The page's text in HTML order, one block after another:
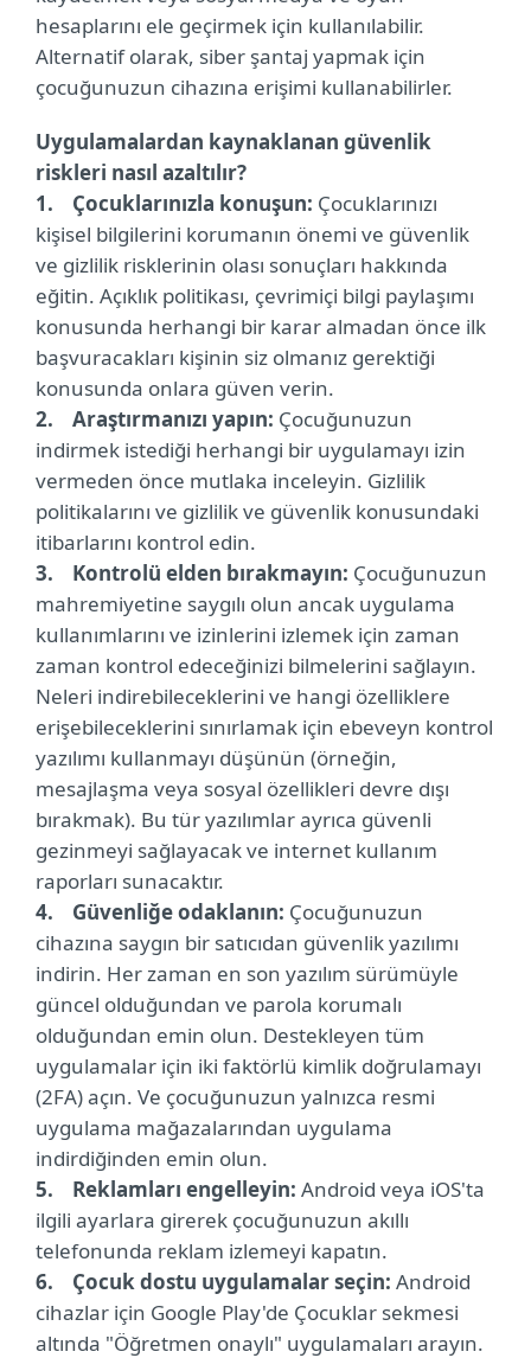
hesaplarını ele geçirmek için kullanılabilir.
Alternatif olarak, siber şantaj yapmak için
çocuğunuzun cihazına erişimi kullanabilirler.
Uygulamalardan kaynaklanan güvenlik
riskleri nasıl azaltılır?
1. Çocuklarınızla konuşun: Çocuklarınızı
kişisel bilgilerini korumanın önemi ve güvenlik
ve gizlilik risklerinin olası sonuçları hakkında
eğitin. Açıklık politikası, çevrimiçi bilgi paylaşımı
konusunda herhangi bir karar almadan önce ilk
başvuracakları kişinin siz olmanız gerektiği
konusunda onlara güven verin.
2. Araştırmanızı yapın: Çocuğunuzun
indirmek istediği herhangi bir uygulamayı izin
vermeden önce mutlaka inceleyin. Gizlilik
politikalarını ve gizlilik ve güvenlik konusundaki
itibarlarını kontrol edin.
3. Kontrolü elden bırakmayın: Çocuğunuzun
mahremiyetine saygılı olun ancak uygulama
kullanımlarını ve izinlerini izlemek için zaman
zaman kontrol edeceğinizi bilmelerini sağlayın.
Neleri indirebileceklerini ve hangi özelliklere
erişebileceklerini sınırlamak için ebeveyn kontrol
yazılımı kullanmayı düşünün (örneğin,
mesajlaşma veya sosyal özellikleri devre dışı
bırakmak). Bu tür yazılımlar ayrıca güvenli
gezinmeyi sağlayacak ve internet kullanım
raporları sunacaktır.
4. Güvenliğe odaklanın: Çocuğunuzun
cihazına saygın bir satıcıdan güvenlik yazılımı
indirin. Her zaman en son yazılım sürümüyle
güncel olduğundan ve parola korumalı
olduğundan emin olun. Destekleyen tüm
uygulamalar için iki faktörlü kimlik doğrulamayı
(2FA) açın. Ve çocuğunuzun yalnızca resmi
uygulama mağazalarından uygulama
indirdiğinden emin olun.
5. Reklamları engelleyin: Android veya iOS'ta
ilgili ayarlara girerek çocuğunuzun akıllı
telefonunda reklam izlemeyi kapatın.
6. Çocuk dostu uygulamalar seçin: Android
cihazlar için Google Play'de Çocuklar sekmesi
altında "Öğretmen onaylı" uygulamaları arayın.